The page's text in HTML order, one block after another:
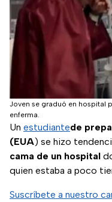
Joven se graduó en hospital
enferma.
Un estudiantede
(EUA) se hizo
cama de un hospital
quien estaba a poco
Suscríbete a nuestro